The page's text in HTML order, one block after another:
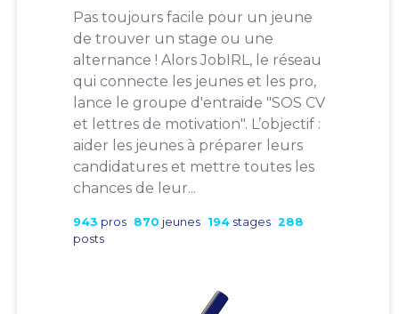
Pas toujours facile pour un jeune
de trouver un stage ou une
alternance ! Alors JobIRL, le réseau
qui connecte les jeunes et les pro,
lance le groupe d'entraide "SOS CV
et lettres de motivation". L’objectif :
aider les jeunes à préparer leurs
candidatures et mettre toutes les
chances de leur...
943 pros 870 jeunes 194 stages 288
posts